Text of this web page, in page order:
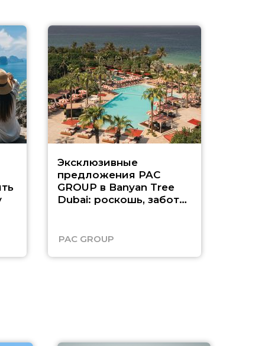
Эксклюзивные
предложения PAC
GROUP в Banyan Tree
Dubai: роскошь, забота
PAC GROUP